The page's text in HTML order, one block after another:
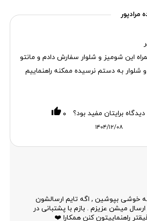
مرادپور
این شومیز و شلوار سفارش دادم و مانتو
شلوار به دستم نرسیده ممکنه راهنماییم
۱۴۰۴/۱۲/۰۸
دیدگاه برایتان مفید بود؟ ۰
خوشی بپوشین , اگه تایم ارسالشون
میشن عزیزم . بازم با پشتبانی در
راهنماییتون کنن همکارا ❤️